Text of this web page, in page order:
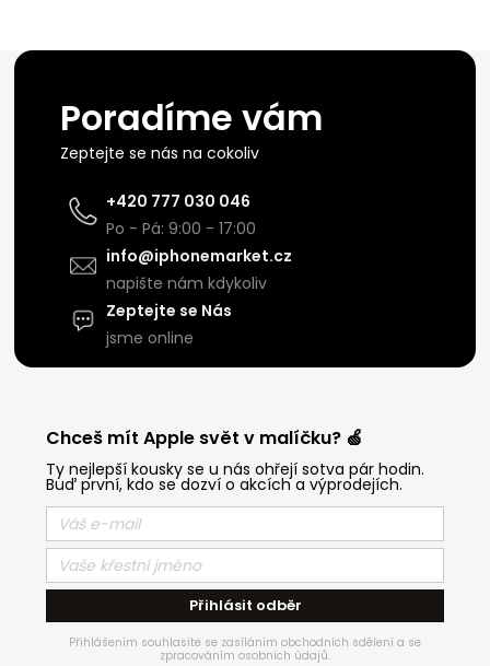
Poradíme vám
Zeptejte se nás na cokoliv
+420 777 030 046
Po - Pá: 9:00 - 17:00
info@iphonemarket.cz
napište nám kdykoliv
Zeptejte se Nás
jsme online
Chceš mít Apple svět v malíčku? 🍏
Ty nejlepší kousky se u nás ohřejí sotva pár hodin.
Buď první, kdo se dozví o akcích a výprodejích.
Přihlásit odběr
Přihlášením souhlasíte se zasíláním obchodních sdělení a se
zpracováním osobních údajů.